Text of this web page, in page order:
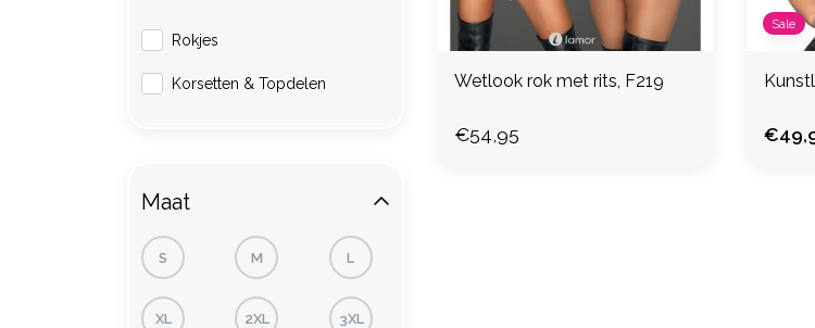
Wetlook rok met rits, F219
€54,95
Sale
Rokjes
Korsetten & Topdelen
Maat
S M L
XL 2XL 3XL